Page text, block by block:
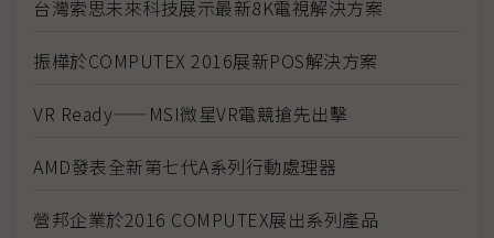
台灣索思未來科技展示最新8K電視解決方案
振樺於COMPUTEX 2016展新POS解決方案
VR Ready——MSI微星VR電競搶先出擊
AMD發表全新第七代A系列行動處理器
營邦企業於2016 COMPUTEX展出系列產品